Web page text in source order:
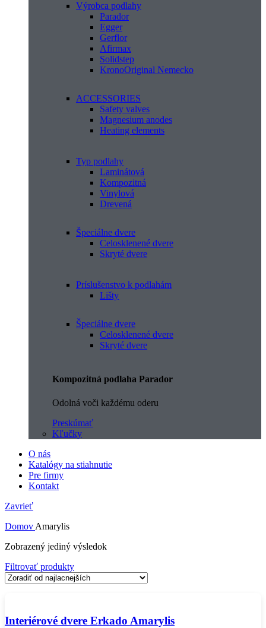
Výrobca podlahy
Parador
Egger
Gerflor
Afirmax
Solidstep
KronoOriginal Nemecko
ACCESSORIES
Safety valves
Magnesium anodes
Heating elements
Typ podlahy
Laminátová
Kompozitná
Vinylová
Drevená
Špeciálne dvere
Celosklenené dvere
Skryté dvere
Príslušenstvo k podlahám
Lišty
Špeciálne dvere
Celosklenené dvere
Skryté dvere
Kompozitná podlaha Parador
Odolná voči každému oderu
Preskúmať
Kľučky
O nás
Katalógy na stiahnutie
Pre firmy
Kontakt
Zavrieť
Domov Amarylis
Zobrazený jediný výsledok
Filtrovať produkty
Interiérové dvere Erkado Amarylis